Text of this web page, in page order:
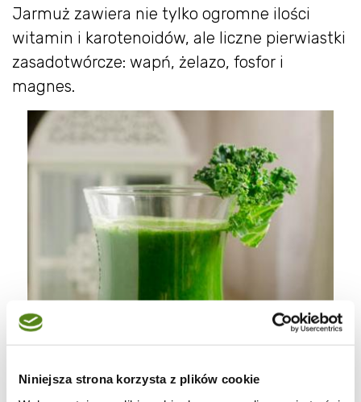
Niniejsza strona korzysta z plików cookie
Jarmuż zawiera nie tylko ogromne ilości
witamin i karotenoidów, ale liczne pierwiastki
zasadotwórcze: wapń, żelazo, fosfor i
magnes.